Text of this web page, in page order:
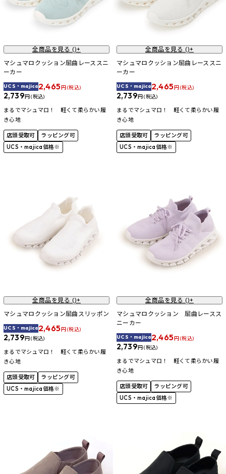
全商品を見る ()+
マシュマロクッション屈曲レーススニ
ーカー
UCS・majica2,465円 (税込)
2,739円 (税込)
まるでマシュマロ！ 軽くて柔らかい履
き心地
店頭受取可
ラッピング可
UCS・majica価格※
全商品を見る ()+
マシュマロクッション屈曲レーススニ
ーカー
UCS・majica2,465円 (税込)
2,739円 (税込)
まるでマシュマロ！ 軽くて柔らかい履
き心地
店頭受取可
ラッピング可
UCS・majica価格※
全商品を見る ()+
マシュマロクッション屈曲スリッポン
UCS・majica2,465円 (税込)
2,739円 (税込)
まるでマシュマロ！ 軽くて柔らかい履
き心地
店頭受取可
ラッピング可
UCS・majica価格※
全商品を見る ()+
マシュマロクッション 屈曲レースス
ニーカー
UCS・majica2,465円 (税込)
2,739円 (税込)
まるでマシュマロ！ 軽くて柔らかい履
き心地
店頭受取可
ラッピング可
UCS・majica価格※